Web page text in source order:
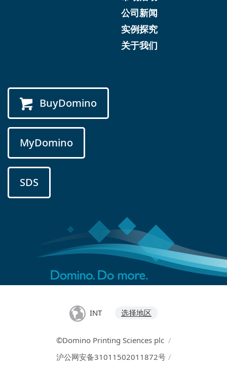
公司新闻
实例探究
关于我们
BuyDomino
MyDomino
SDS
INT 选择地区
©Domino Printing Sciences plc /
沪公网安备31011502011872号 /